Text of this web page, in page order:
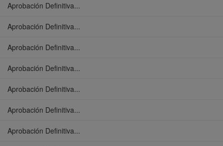
Aprobación Definitiva...
Aprobación Definitiva...
Aprobación Definitiva...
Aprobación Definitiva...
Aprobación Definitiva...
Aprobación Definitiva...
Aprobación Definitiva...